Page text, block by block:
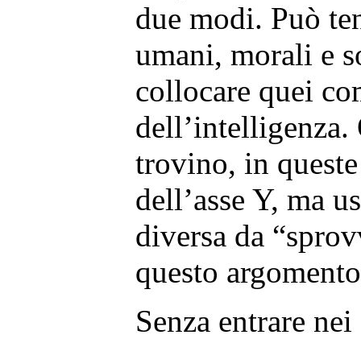
due modi. Può
umani, morali e
collocare quei
dell’intelligenza.
trovino, in
dell’asse Y, ma
diversa da
questo
Senza entrare